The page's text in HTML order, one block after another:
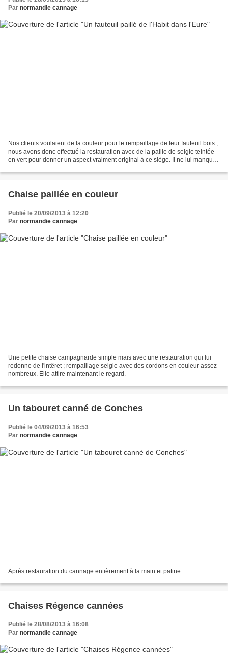
Par normandie cannage
Nos clients voulaient de la couleur pour le rempaillage de leur fauteuil bois ,
nous avons donc effectué la restauration avec de la paille de seigle teintée
en vert pour donner un aspect vraiment original à ce siège. Il ne lui manque
Chaise paillée en couleur
Publié le 20/09/2013 à 12:20
Par normandie cannage
Une petite chaise campagnarde simple mais avec une restauration qui lui
redonne de l'intêret ; rempaillage seigle avec des cordons en couleur assez
nombreux. Elle attire maintenant le regard.
Un tabouret canné de Conches
Publié le 04/09/2013 à 16:53
Par normandie cannage
Après restauration du cannage entièrement à la main et patine
Chaises Régence cannées
Publié le 28/08/2013 à 16:08
Par normandie cannage